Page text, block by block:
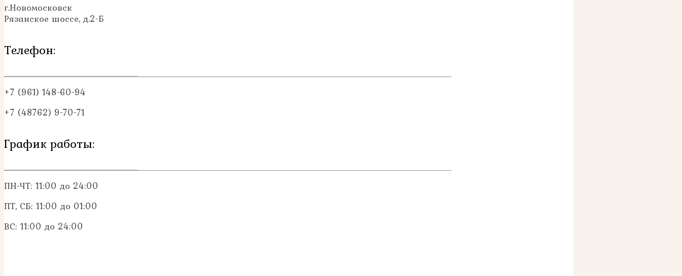
г.Новомосковск
Рязанское шоссе, д.2-Б
Телефон:
+7 (961) 148-60-94
+7 (48762) 9-70-71
График работы:
ПН-ЧТ: 11:00 до 24:00
ПТ, СБ: 11:00 до 01:00
ВС: 11:00 до 24:00